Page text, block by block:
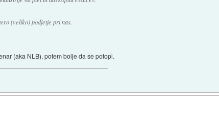
(veliko) podjetje pri nas.
(aka NLB), potem bolje da se potopi.